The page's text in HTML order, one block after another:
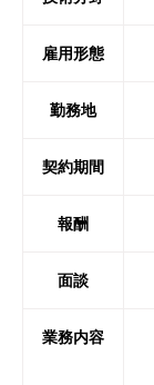
雇用形態
勤務地
契約期間
報酬
面談
業務内容